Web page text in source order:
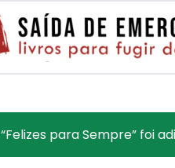
“Felizes para Sempre” foi